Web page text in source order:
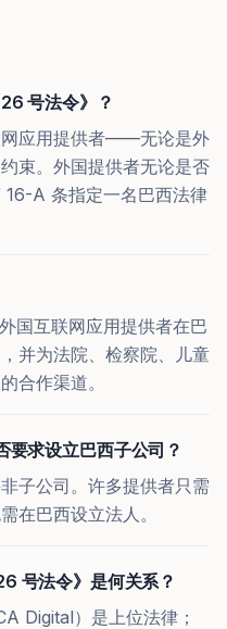
号法令》？
网应用提供者——无论是外
束。外国提供者无论是否
A 条指定一名巴西法律
国互联网应用提供者在巴
并为法院、检察院、儿童
合作渠道。
要求设立巴西子公司？
子公司。许多提供者只需
在巴西设立法人。
号法令》是何关系？
Digital）是上位法律；